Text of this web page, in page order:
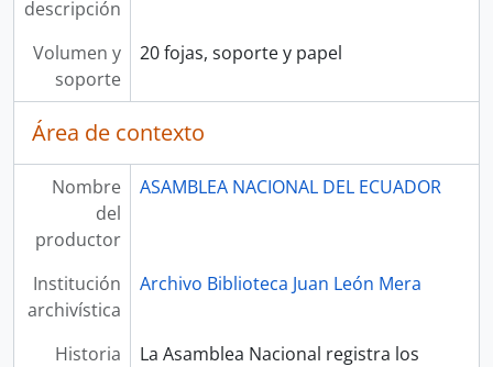
descripción
Volumen y
soporte
20 fojas, soporte y papel
Área de contexto
Nombre
del
productor
ASAMBLEA NACIONAL DEL ECUADOR
Institución
archivística
Archivo Biblioteca Juan León Mera
Historia
La Asamblea Nacional registra los